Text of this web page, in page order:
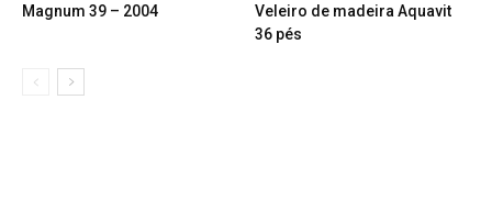
Magnum 39 – 2004
Veleiro de madeira Aquavit
36 pés